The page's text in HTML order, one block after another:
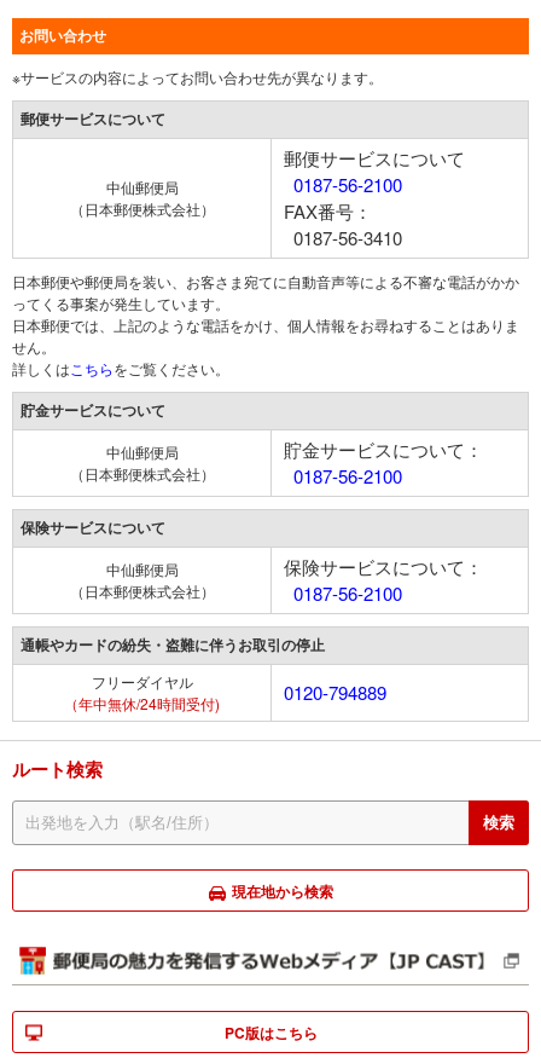
お問い合わせ
※サービスの内容によってお問い合わせ先が異なります。
郵便サービスについて
中仙郵便局
（日本郵便株式会社）
郵便サービスについて
0187-56-2100
FAX番号：
0187-56-3410
日本郵便や郵便局を装い、お客さま宛てに自動音声等による不審な電話がかか
ってくる事案が発生しています。
日本郵便では、上記のような電話をかけ、個人情報をお尋ねすることはありま
せん。
詳しくは こちらをご覧ください。
貯金サービスについて
中仙郵便局
（日本郵便株式会社）
貯金サービスについて：
0187-56-2100
保険サービスについて
中仙郵便局
（日本郵便株式会社）
保険サービスについて：
0187-56-2100
通帳やカードの紛失・盗難に伴うお取引の停止
フリーダイヤル
（年中無休/24時間受付)
0120-794889
ルート検索
現在地から検索
PC版はこちら